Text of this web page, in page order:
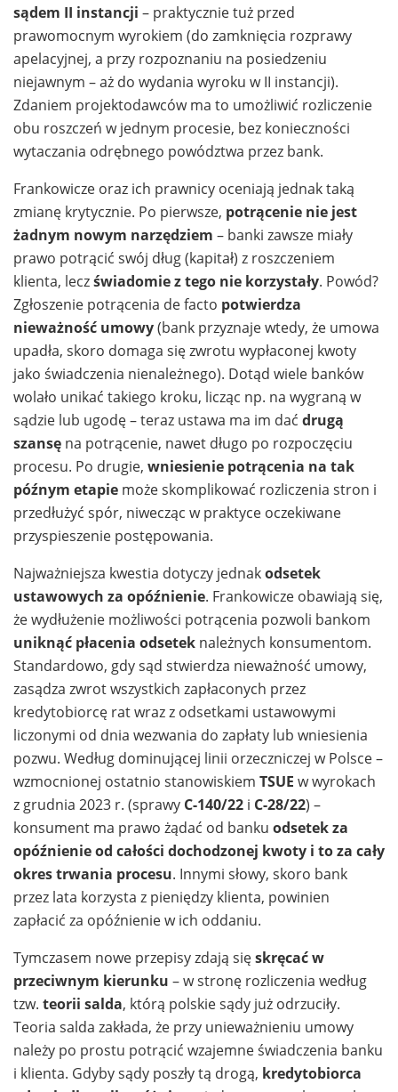
sądem II instancji – praktycznie tuż przed
prawomocnym wyrokiem (do zamknięcia rozprawy
apelacyjnej, a przy rozpoznaniu na posiedzeniu
niejawnym – aż do wydania wyroku w II instancji).
Zdaniem projektodawców ma to umożliwić rozliczenie
obu roszczeń w jednym procesie, bez konieczności
wytaczania odrębnego powództwa przez bank.
Frankowicze oraz ich prawnicy oceniają jednak taką
zmianę krytycznie. Po pierwsze, potrącenie nie jest
żadnym nowym narzędziem – banki zawsze miały
prawo potrącić swój dług (kapitał) z roszczeniem
klienta, leczświadomie z tego nie korzystały. Powód?
Zgłoszenie potrącenia de facto potwierdza
nieważność umowy(bank przyznaje wtedy, że umowa
upadła, skoro domaga się zwrotu wypłaconej kwoty
jako świadczenia nienależnego). Dotąd wiele banków
wolało unikać takiego kroku, licząc np. na wygraną w
sądzie lub ugodę – teraz ustawa ma im dać drugą
szansę na potrącenie, nawet długo po rozpoczęciu
procesu. Po drugie, wniesienie potrącenia na tak
późnym etapie może skomplikować rozliczenia stron i
przedłużyć spór, niwecząc w praktyce oczekiwane
przyspieszenie postępowania.
Najważniejsza kwestia dotyczy jednakodsetek
ustawowych za opóźnienie. Frankowicze obawiają się,
że wydłużenie możliwości potrącenia pozwoli bankom
uniknąć płacenia odsetek należnych konsumentom.
Standardowo, gdy sąd stwierdza nieważność umowy,
zasądza zwrot wszystkich zapłaconych przez
kredytobiorcę rat wraz z odsetkami ustawowymi
liczonymi od dnia wezwania do zapłaty lub wniesienia
pozwu. Według dominującej linii orzeczniczej w Polsce –
wzmocnionej ostatnio stanowiskiem TSUE w wyrokach
z grudnia 2023 r. (sprawy C-140/22 i C-28/22) –
konsument ma prawo żądać od banku odsetek za
opóźnienie od całości dochodzonej kwoty i to za cały
okres trwania procesu. Innymi słowy, skoro bank
przez lata korzysta z pieniędzy klienta, powinien
zapłacić za opóźnienie w ich oddaniu.
Tymczasem nowe przepisy zdają sięskręcać w
przeciwnym kierunku – w stronę rozliczenia według
tzw. teorii salda, którą polskie sądy już odrzuciły.
Teoria salda zakłada, że przy unieważnieniu umowy
należy po prostu potrącić wzajemne świadczenia banku
i klienta. Gdyby sądy poszły tą drogą, kredytobiorca